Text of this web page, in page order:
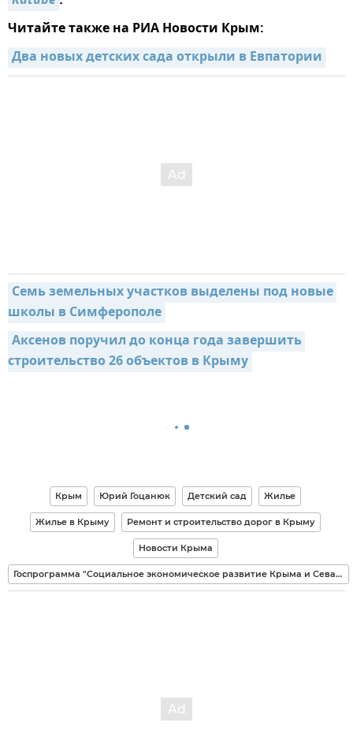
Читайте также на РИА Новости Крым:
Два новых детских сада открыли в Евпатории
Семь земельных участков выделены под новые
школы в Симферополе
Аксенов поручил до конца года завершить
строительство 26 объектов в Крыму
Крым Юрий Гоцанюк Детский сад Жилье
Жилье в Крыму Ремонт и строительство дорог в Крыму
Новости Крыма
Госпрограмма "Социальное экономическое развитие Крыма и Севастополя"